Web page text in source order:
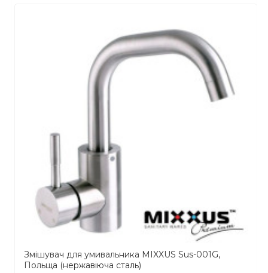
Змішувач для умивальника MIXXUS Sus-001G,
Польща (нержавіюча сталь)